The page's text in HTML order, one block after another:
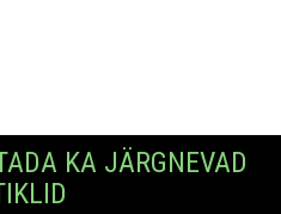
KA JÄRGNEVAD